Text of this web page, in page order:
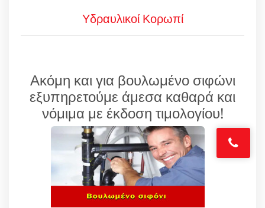
Υδραυλικοί Κορωπί
Ακόμη και για βουλωμένο σιφώνι
εξυπηρετούμε άμεσα καθαρά και
νόμιμα με έκδοση τιμολογίου!